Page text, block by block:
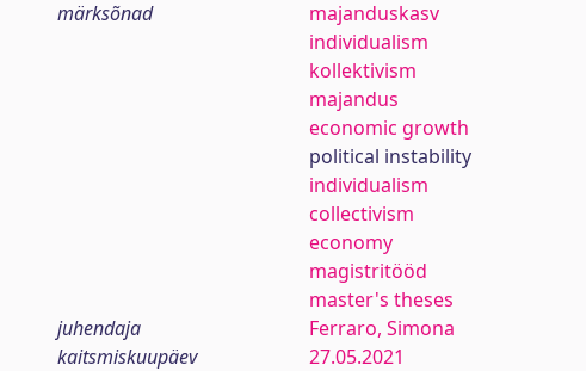
märksõnad
majanduskasv
individualism
kollektivism
majandus
economic growth
political instability
individualism
collectivism
economy
magistritööd
master's theses
juhendaja
Ferraro, Simona
kaitsmiskuupäev
27.05.2021